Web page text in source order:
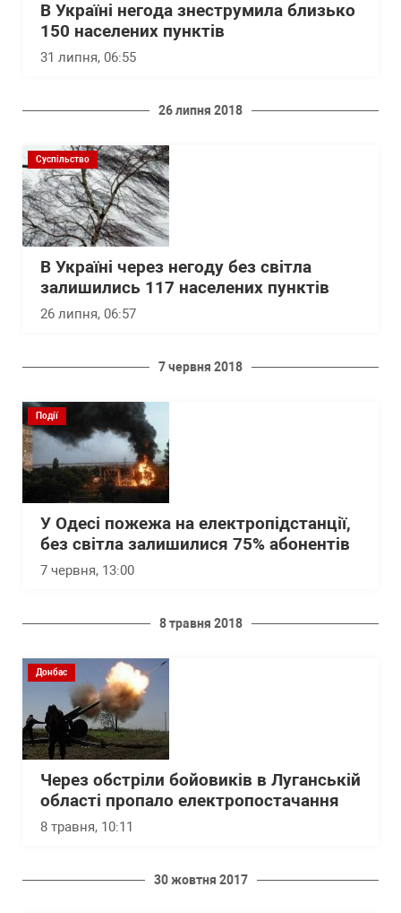
В Україні негода знеструмила близько
150 населених пунктів
31 липня, 06:55
26 липня 2018
Суспільство
В Україні через негоду без світла
залишились 117 населених пунктів
26 липня, 06:57
7 червня 2018
Події
У Одесі пожежа на електропідстанції,
без світла залишилися 75% абонентів
7 червня, 13:00
8 травня 2018
Донбас
Через обстріли бойовиків в Луганській
області пропало електропостачання
8 травня, 10:11
30 жовтня 2017